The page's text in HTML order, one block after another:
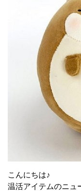
こんにちは♪
温活アイテムのニュ